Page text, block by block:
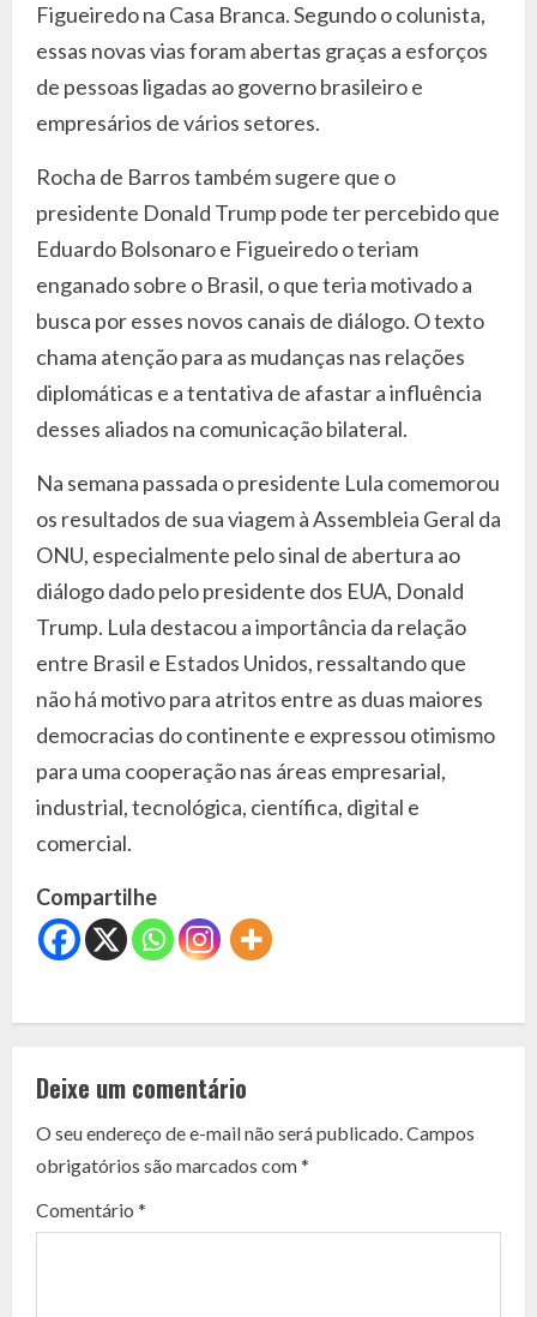
Figueiredo na Casa Branca. Segundo o colunista,
essas novas vias foram abertas graças a esforços
de pessoas ligadas ao governo brasileiro e
empresários de vários setores.
Rocha de Barros também sugere que o
presidente Donald Trump pode ter percebido que
Eduardo Bolsonaro e Figueiredo o teriam
enganado sobre o Brasil, o que teria motivado a
busca por esses novos canais de diálogo. O texto
chama atenção para as mudanças nas relações
diplomáticas e a tentativa de afastar a influência
desses aliados na comunicação bilateral.
Na semana passada o presidente Lula comemorou
os resultados de sua viagem à Assembleia Geral da
ONU, especialmente pelo sinal de abertura ao
diálogo dado pelo presidente dos EUA, Donald
Trump. Lula destacou a importância da relação
entre Brasil e Estados Unidos, ressaltando que
não há motivo para atritos entre as duas maiores
democracias do continente e expressou otimismo
para uma cooperação nas áreas empresarial,
industrial, tecnológica, científica, digital e
comercial.
Compartilhe
C
n
t
i
Deixe um comentário
O seu endereço de e-mail não será publicado. Campos
obrigatórios são marcados com*
Comentário *